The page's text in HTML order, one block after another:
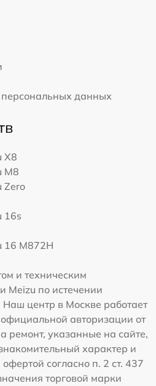
персональных данных
X8
M8
Zero
16s
16 M872H
и техническим
Meizu по истечении
центр в Москве работает
авторизации от
ремонт, указанные на сайте,
характер и
согласно п. 2 ст. 437
торговой марки